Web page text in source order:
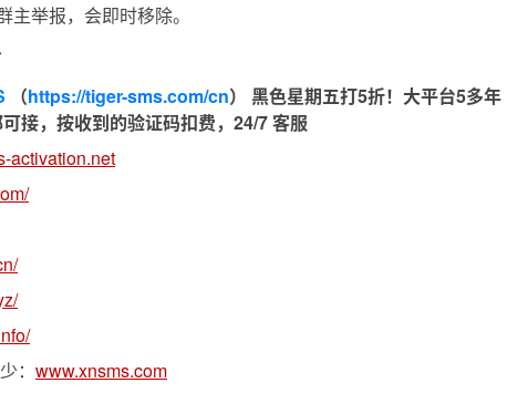
举报，会即时移除。
（https://tiger-sms.com/cn）
黑色星期五打5折！大平台5多年
接，按收到的验证码扣费，24/7 客服
activation.net
： www.xnsms.com